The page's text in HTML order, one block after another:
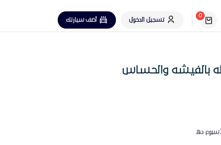
0
تسجيل الدخول
أضف سيارتك
بالفيشه والحساس
ده